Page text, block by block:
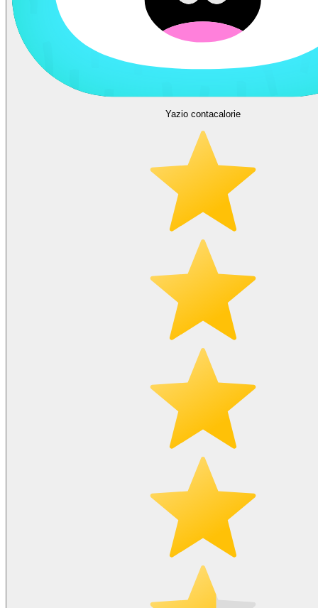
Yazio contacalorie